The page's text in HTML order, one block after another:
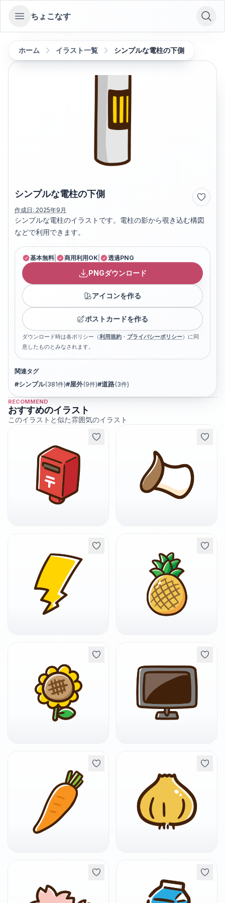
Open sidebar
ちょこなす
ホーム イラスト一覧 シンプルな電柱の下側
シンプルな電柱の下側
作成日: 2025年9月
シンプルな電柱のイラストです。電柱の影から覗き込む構図
などで利用できます。
基本無料 商用利用OK 透過PNG
PNGダウンロード
アイコンを作る
ポストカードを作る
ダウンロード時は各ポリシー（利用規約 ・ プライバシーポリシー）に同
意したものとみなされます。
関連タグ
#シンプル(381件)#屋外(9件)#道路(3件)
RECOMMEND
おすすめのイラスト
このイラストと似た雰囲気のイラスト